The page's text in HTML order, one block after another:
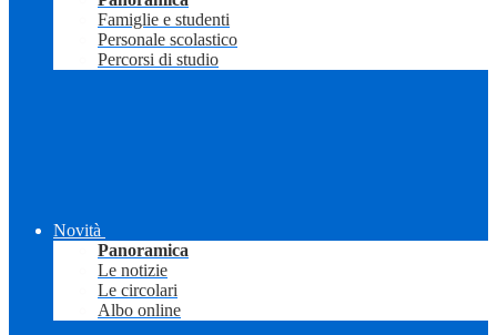
Famiglie e studenti
Personale scolastico
Percorsi di studio
Novità
Panoramica
Le notizie
Le circolari
Albo online